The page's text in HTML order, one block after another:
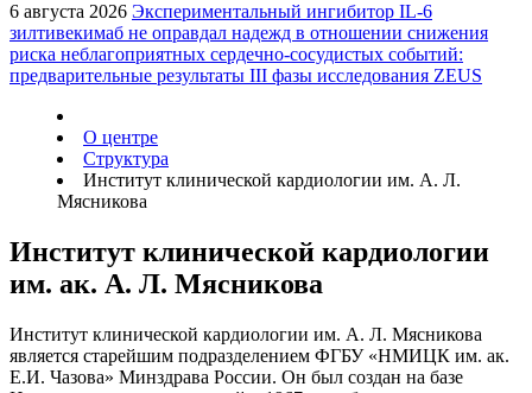
6 августа 2026 Экспериментальный ингибитор IL-6
зилтивекимаб не оправдал надежд в отношении снижения
риска неблагоприятных сердечно-сосудистых событий:
предварительные результаты III фазы исследования ZEUS
О центре
Структура
Институт клинической кардиологии им. А. Л.
Мясникова
Институт клинической кардиологии
им. ак. А. Л. Мясникова
Институт клинической кардиологии им. А. Л. Мясникова
является старейшим подразделением ФГБУ «НМИЦК им. ак.
Е.И. Чазова» Минздрава России. Он был создан на базе